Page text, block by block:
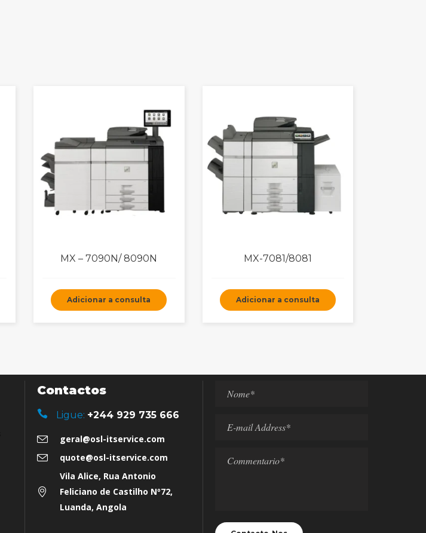
MX – 7090N/ 8090N
Adicionar a consulta
MX-7081/8081
Adicionar a consulta
Contactos
Ligue: +244 929 735 666
geral@osl-itservice.com
quote@osl-itservice.com
Vila Alice, Rua Antonio
Feliciano de Castilho Nº72,
Luanda, Angola